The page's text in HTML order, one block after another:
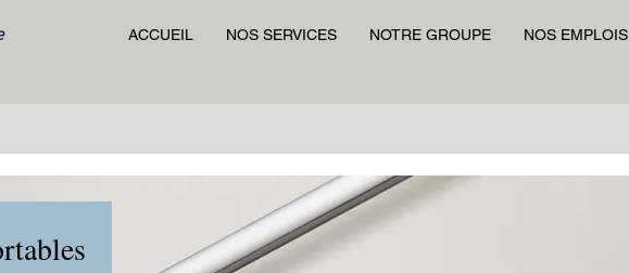
ACCUEIL NOS SERVICES NOTRE GROUPE NOS EMPLOIS